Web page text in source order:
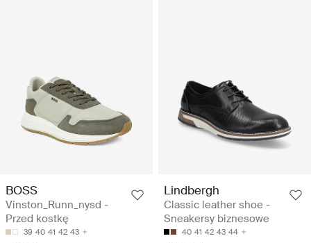
BOSS
Vinston_Runn_nysd -
Przed kostkę
39 40 41 42 43
Lindbergh
Classic leather shoe -
Sneakersy biznesowe
40 41 42 43 44